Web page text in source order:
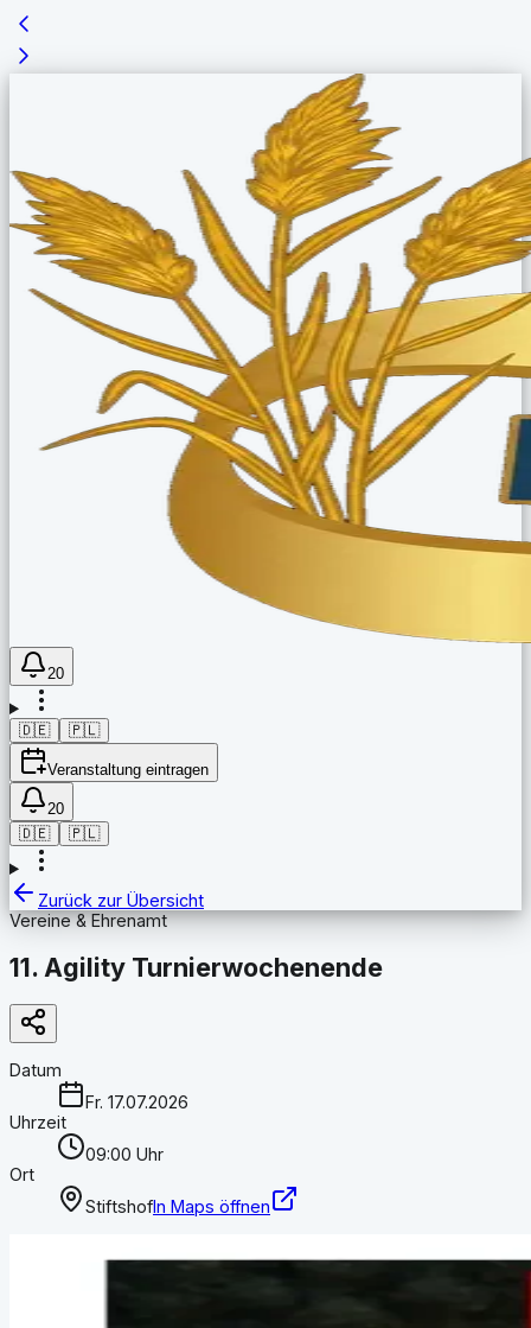
20
🇩🇪 🇵🇱
Veranstaltung eintragen
20
🇩🇪
🇵🇱
Zurück zur Übersicht
Vereine & Ehrenamt
11. Agility Turnierwochenende
Datum
Fr. 17.07.2026
Uhrzeit
09:00 Uhr
Ort
StiftshofIn Maps öffnen